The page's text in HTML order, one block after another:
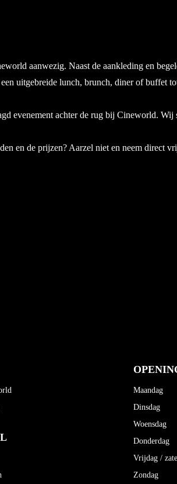
aanwezig. Naast de aankleding en
uitgebreide lunch, brunch, diner of buffet
evenement achter de rug bij Cineworld.
en de prijzen? Aarzel niet en neem direct
Maandag
Dinsdag
Woensdag
Donderdag
Vrijdag /
Zondag